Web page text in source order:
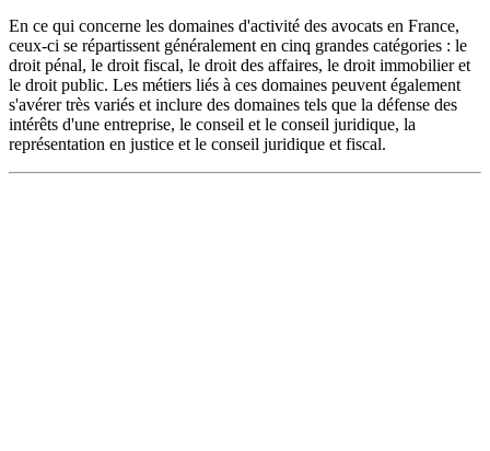
En ce qui concerne les domaines d'activité des avocats en France,
ceux-ci se répartissent généralement en cinq grandes catégories : le
droit pénal, le droit fiscal, le droit des affaires, le droit immobilier et
le droit public. Les métiers liés à ces domaines peuvent également
s'avérer très variés et inclure des domaines tels que la défense des
intérêts d'une entreprise, le conseil et le conseil juridique, la
représentation en justice et le conseil juridique et fiscal.